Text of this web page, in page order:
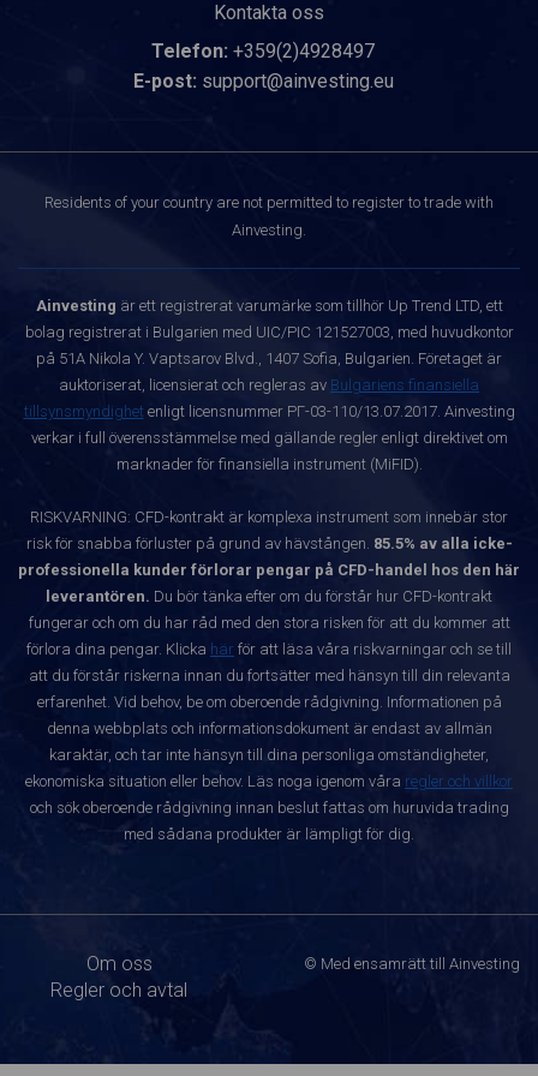
Kontakta oss
Telefon: +359(2)4928497
E-post: support@ainvesting.eu
Residents of your country are not permitted to register to trade with
Ainvesting.
Ainvesting är ett registrerat varumärke som tillhör Up Trend LTD, ett
bolag registrerat i Bulgarien med UIC/PIC 121527003, med huvudkontor
på 51A Nikola Y. Vaptsarov Blvd., 1407 Sofia, Bulgarien. Företaget är
auktoriserat, licensierat och regleras av Bulgariens finansiella
tillsynsmyndighetenligt licensnummer РГ-03-110/13.07.2017. Ainvesting
verkar i full överensstämmelse med gällande regler enligt direktivet om
marknader för finansiella instrument (MiFID).
RISKVARNING: CFD-kontrakt är komplexa instrument som innebär stor
risk för snabba förluster på grund av hävstången. 85.5% av alla icke-
professionella kunder förlorar pengar på CFD-handel hos den här
leverantören. Du bör tänka efter om du förstår hur CFD-kontrakt
fungerar och om du har råd med den stora risken för att du kommer att
förlora dina pengar. Klicka här för att läsa våra riskvarningar och se till
att du förstår riskerna innan du fortsätter med hänsyn till din relevanta
erfarenhet. Vid behov, be om oberoende rådgivning. Informationen på
denna webbplats och informationsdokument är endast av allmän
karaktär, och tar inte hänsyn till dina personliga omständigheter,
ekonomiska situation eller behov. Läs noga igenom våra regler och villkor
och sök oberoende rådgivning innan beslut fattas om huruvida trading
med sådana produkter är lämpligt för dig.
Om oss
Regler och avtal
© Med ensamrätt till Ainvesting